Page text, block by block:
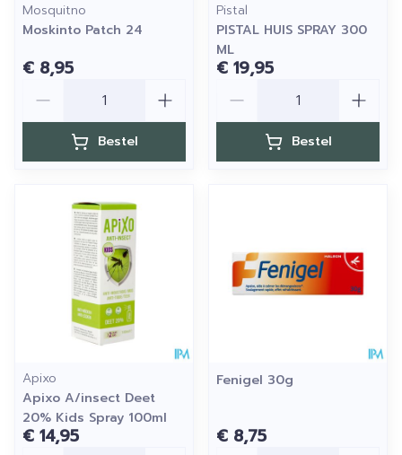
Mosquitno
Moskinto Patch 24
€ 8,95
Bestel
Pistal
PISTAL HUIS SPRAY 300
ML
€ 19,95
Bestel
Apixo
Apixo A/insect Deet
20% Kids Spray 100ml
€ 14,95
Fenigel 30g
€ 8,75